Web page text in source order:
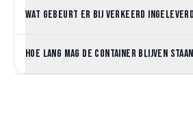
Wat gebeurt er bij verkeerd
Hoe lang mag de container blijven